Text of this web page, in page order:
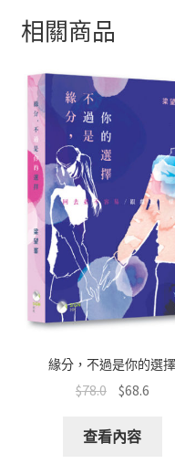
b
o
o
k
at
sA
p
p
相關商品
緣分，不過是你的選擇
$78.0 $68.6
查看內容